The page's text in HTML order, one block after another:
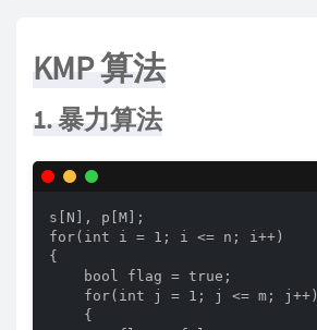
KMP 算法
1. 暴力算法
s[N], p[M];
for(int i = 1; i <= n; i++)
{
    bool flag = true;
    for(int j = 1; j <= m; j++)
    {